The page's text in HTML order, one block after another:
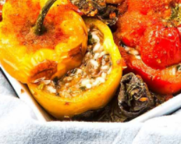
6 20 λεπτά 1 ώρα και 15 λεπτά